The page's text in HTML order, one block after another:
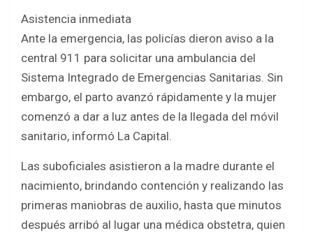
Asistencia inmediata
Ante la emergencia, las policías dieron aviso a la
central 911 para solicitar una ambulancia del
Sistema Integrado de Emergencias Sanitarias. Sin
embargo, el parto avanzó rápidamente y la mujer
comenzó a dar a luz antes de la llegada del móvil
sanitario, informó La Capital.
Las suboficiales asistieron a la madre durante el
nacimiento, brindando contención y realizando las
primeras maniobras de auxilio, hasta que minutos
después arribó al lugar una médica obstetra, quien